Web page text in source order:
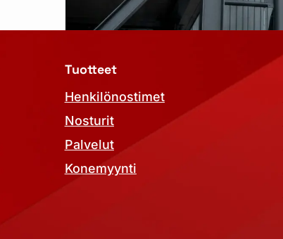
Tuotteet
Henkilönostimet
Nosturit
Palvelut
Konemyynti